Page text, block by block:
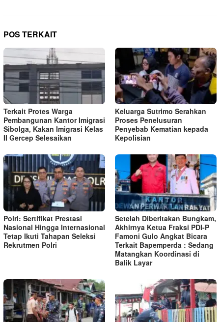
POS TERKAIT
Terkait Protes Warga
Pembangunan Kantor Imigrasi
Sibolga, Kakan Imigrasi Kelas
II Gercep Selesaikan
Keluarga Sutrimo Serahkan
Proses Penelusuran
Penyebab Kematian kepada
Kepolisian
Polri: Sertifikat Prestasi
Nasional Hingga Internasional
Tetap Ikuti Tahapan Seleksi
Rekrutmen Polri
Setelah Diberitakan Bungkam,
Akhirnya Ketua Fraksi PDI-P
Famoni Gulo Angkat Bicara
Terkait Bapemperda : Sedang
Matangkan Koordinasi di
Balik Layar